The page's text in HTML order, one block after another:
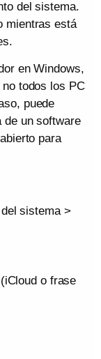
del sistema.
mientras está
en Windows,
todos los PC
puede
de un software
para
sistema >
o frase